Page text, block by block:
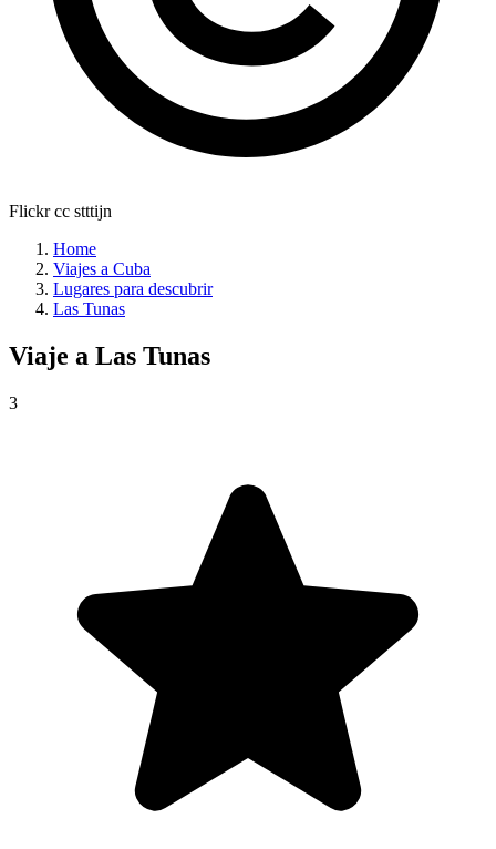
Flickr cc stttijn
Home
Viajes a Cuba
Lugares para descubrir
Las Tunas
Viaje a Las Tunas
3